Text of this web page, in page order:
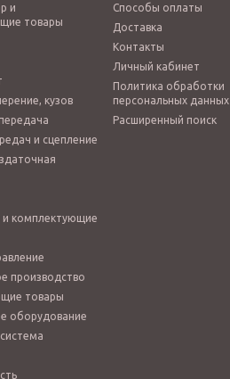
и
товары
кузов
и сцепление
и комплектующие
производство
товары
оборудование
Способы оплаты
Доставка
Контакты
Личный кабинет
Политика обработки
персональных данных
Расширенный поиск